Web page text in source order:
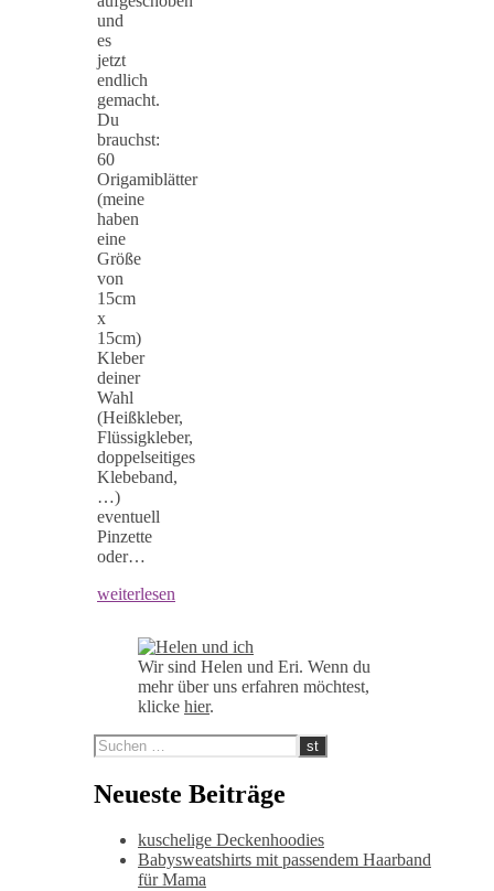
und
es
jetzt
endlich
gemacht.
Du
brauchst:
60
Origamiblätter
(meine
haben
eine
Größe
von
15cm
x
15cm)
Kleber
deiner
Wahl
(Heißkleber,
Flüssigkleber,
doppelseitiges
Klebeband,
…)
eventuell
Pinzette
oder…
weiterlesen
Wir sind Helen und Eri. Wenn du
mehr über uns erfahren möchtest,
klicke hier.
Neueste Beiträge
kuschelige Deckenhoodies
Babysweatshirts mit passendem Haarband
für Mama